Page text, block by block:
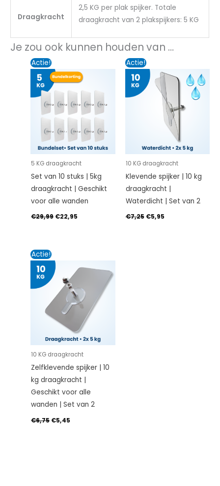
Draagkracht
2,5 KG per plak spijker. Totale
draagkracht van 2 plakspijkers: 5 KG
Je zou ook kunnen houden van …
Actie!
5 KG draagkracht
Set van 10 stuks | 5kg
draagkracht | Geschikt
voor alle wanden
€29,99
prijs
was:
€29,99.
€22,95
is:
€22,95.
Actie!
10 KG draagkracht
Klevende spijker | 10 kg
draagkracht |
Waterdicht | Set van 2
€7,25
Oorspronkelijke
prijs
was:
€7,25.
€5,95
is:
€5,95.
Actie!
10 KG draagkracht
Zelfklevende spijker | 10
kg draagkracht |
Geschikt voor alle
wanden | Set van 2
€6,75
Oorspronkelijke
prijs
was:
€6,75.
€5,45
€5,45.